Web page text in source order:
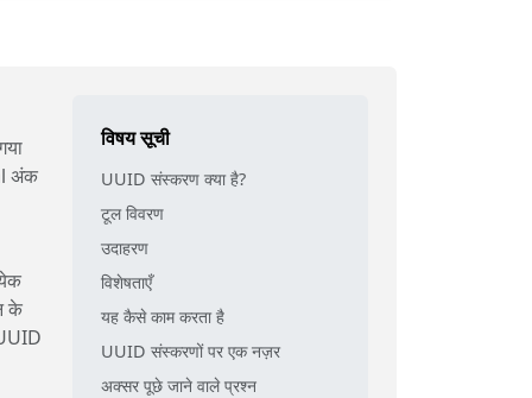
अंक
के
विषय सूची
UUID संस्करण क्या है?
टूल विवरण
उदाहरण
विशेषताएँ
यह कैसे काम करता है
UUID संस्करणों पर एक नज़र
अक्सर पूछे जाने वाले प्रश्न